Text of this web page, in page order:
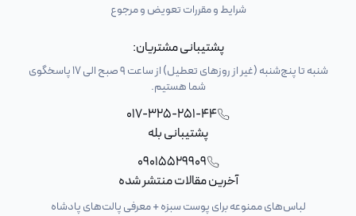
شرایط و مقررات تعویض و مرجوع
پشتیبانی مشتریان:
شنبه تا پنج‌شنبه (غیر از روزهای تعطیل) از ساعت 9 صبح الی 17 پاسخگوی
شما هستیم.
017-325-251-44
پشتیبانی بله
09015529909
آخرین مقالات منتشر شده
لباس‌های ممنوعه برای پوست سبزه + معرفی پالت‌های پادشاه